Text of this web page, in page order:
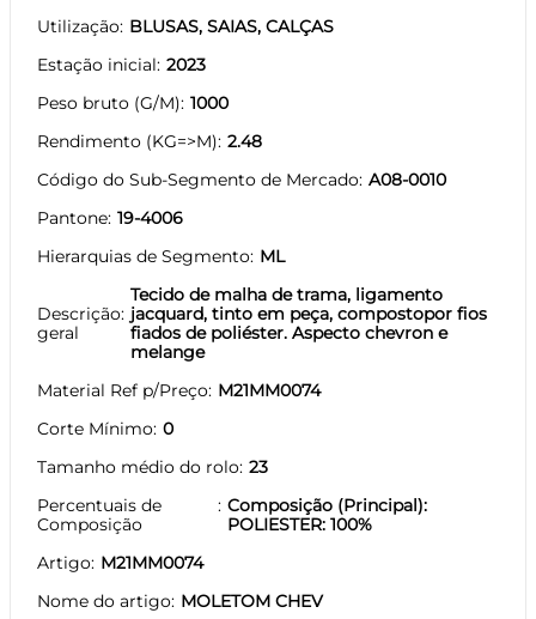
Utilização BLUSAS, SAIAS, CALÇAS
Estação inicial 2023
Peso bruto (G/M) 1000
Rendimento (KG=>M) 2.48
Código do Sub-Segmento de Mercado A08-0010
Pantone 19-4006
Hierarquias de Segmento ML
Descrição
geral
Tecido de malha de trama, ligamento
jacquard, tinto em peça, compostopor fios
fiados de poliéster. Aspecto chevron e
melange
Material Ref p/Preço M21MM0074
Corte Mínimo 0
Tamanho médio do rolo 23
Percentuais de
Composição
Composição (Principal):
POLIESTER: 100%
Artigo M21MM0074
Nome do artigo MOLETOM CHEV